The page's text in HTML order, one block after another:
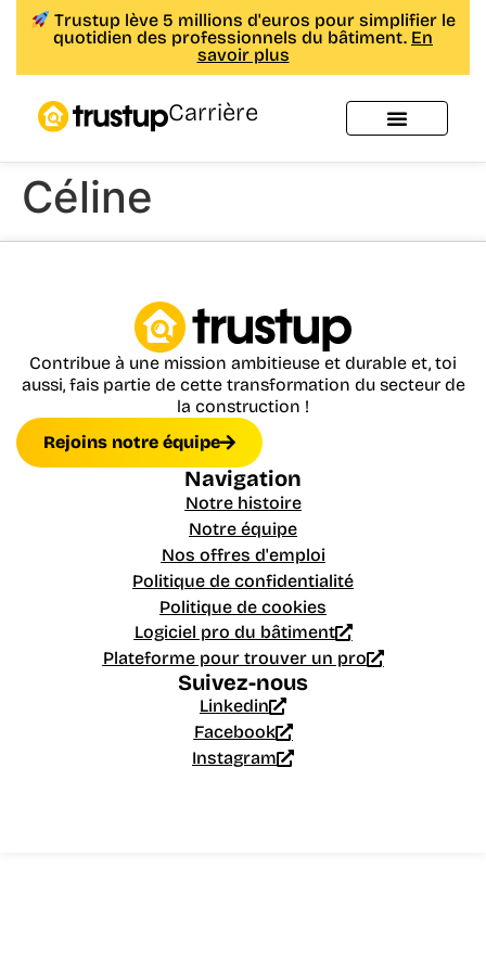
Trustup lève 5 millions d'euros pour simplifier le
quotidien des professionnels du bâtiment. En
savoir plus
Carrière
Céline
Contribue à une mission ambitieuse et durable et, toi
aussi, fais partie de cette transformation du secteur de
la construction !
Rejoins notre équipe
Navigation
Notre histoire
Notre équipe
Nos offres d'emploi
Politique de confidentialité
Politique de cookies
Logiciel pro du bâtiment
Plateforme pour trouver un pro
Suivez-nous
Linkedin
Facebook
Instagram